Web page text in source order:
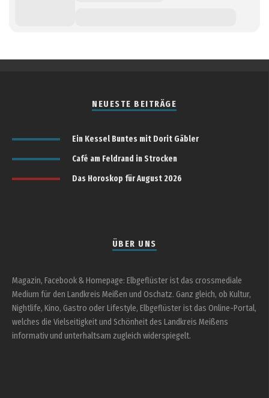
NEUESTE BEITRÄGE
Ein Kessel Buntes mit Dorit Gäbler
Café am Feldrand in Strocken
Das Horoskop für August 2026
ÜBER UNS
Magazin, Facebook & Homepage: Elbgeflüster ist das crossmediale
Medium für den Landkreis Meißen und Oschatz. Ganz gleich, ob Kultur,
Nightlife, Kino, Gastro oder Lifestyle, Elbgeflüster ist das Online-Portal,
welches die Vielseitigkeit und Schönheit des Landkreis Meißens
informativ und unterhaltsam zugleich widerspiegelt.